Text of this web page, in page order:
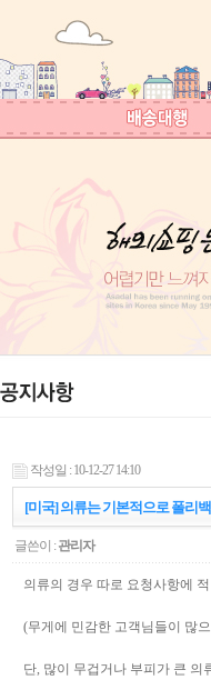
작성일 : 10-12-27 14:10
[미국] 의류는 기본적으로 폴리
글쓴이 : 관리자
의류의 경우 따로 요청사항에
(무게에 민감한 고객님들이 많
단, 많이 무겁거나 부피가 큰 의